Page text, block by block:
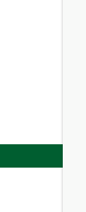
號碼牌！最新雇主品